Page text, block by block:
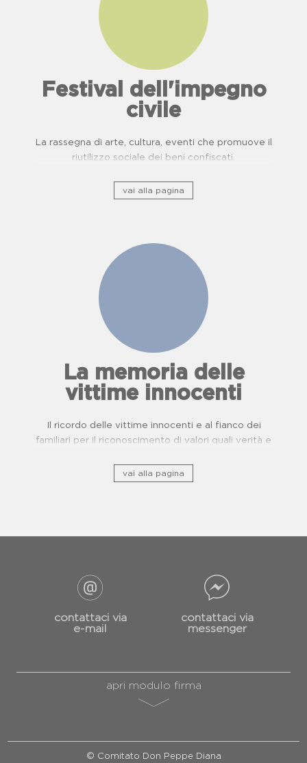
Festival dell'impegno
civile
La rassegna di arte, cultura, eventi che promuove il
riutilizzo sociale dei beni confiscati.
vai alla pagina
La memoria delle
vittime innocenti
Il ricordo delle vittime innocenti e al fianco dei
familiari per il riconoscimento di valori quali verità e
vai alla pagina
contattaci via
e-mail
contattaci via
messenger
apri modulo firma
© Comitato Don Peppe Diana